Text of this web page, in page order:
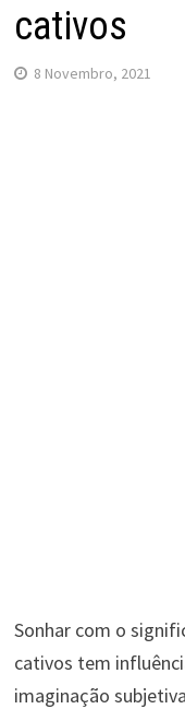
cativos
8 Novembro, 2021
Sonhar com o
cativos tem
imaginação